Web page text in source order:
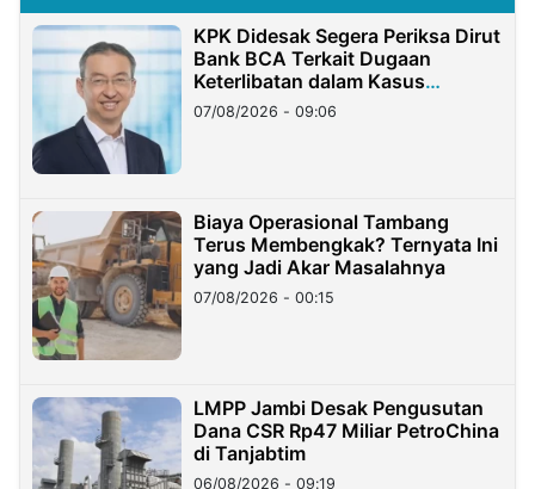
KPK Didesak Segera Periksa Dirut
Bank BCA Terkait Dugaan
Keterlibatan dalam Kasus
Hilangnya Dana Nasabah Rp2,58
Miliar
07/08/2026 - 09:06
Biaya Operasional Tambang
Terus Membengkak? Ternyata Ini
yang Jadi Akar Masalahnya
07/08/2026 - 00:15
LMPP Jambi Desak Pengusutan
Dana CSR Rp47 Miliar PetroChina
di Tanjabtim
06/08/2026 - 09:19